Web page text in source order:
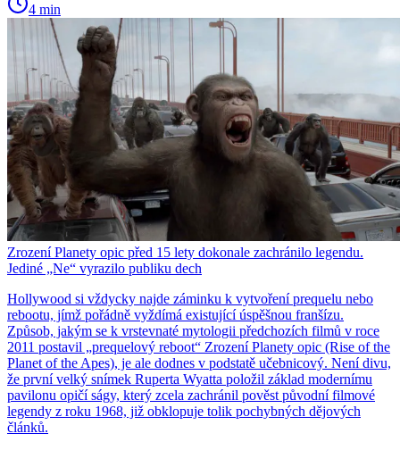
4 min
Zrození Planety opic před 15 lety dokonale zachránilo legendu.
Jediné „Ne“ vyrazilo publiku dech
Hollywood si vždycky najde záminku k vytvoření prequelu nebo
rebootu, jímž pořádně vyždímá existující úspěšnou franšízu.
Způsob, jakým se k vrstevnaté mytologii předchozích filmů v roce
2011 postavil „prequelový reboot“ Zrození Planety opic (Rise of the
Planet of the Apes), je ale dodnes v podstatě učebnicový. Není divu,
že první velký snímek Ruperta Wyatta položil základ modernímu
pavilonu opičí ságy, který zcela zachránil pověst původní filmové
legendy z roku 1968, již obklopuje tolik pochybných dějových
článků.